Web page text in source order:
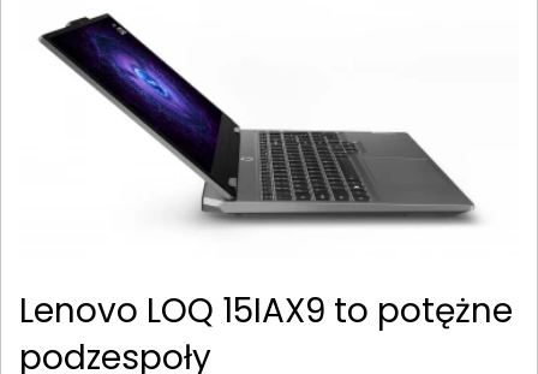
Lenovo LOQ 15IAX9 to potężne
podzespoły